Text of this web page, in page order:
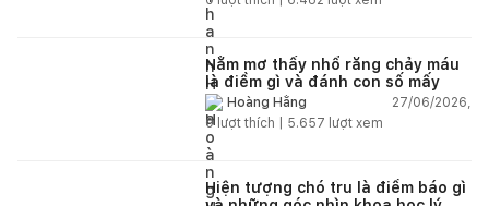
Nằm mơ thấy nhổ răng chảy máu
là điềm gì và đánh con số mấy
Hoàng Hằng
27/06/2026,
0lượt thích | 5.657 lượt xem
Hiện tượng chó tru là điềm báo gì